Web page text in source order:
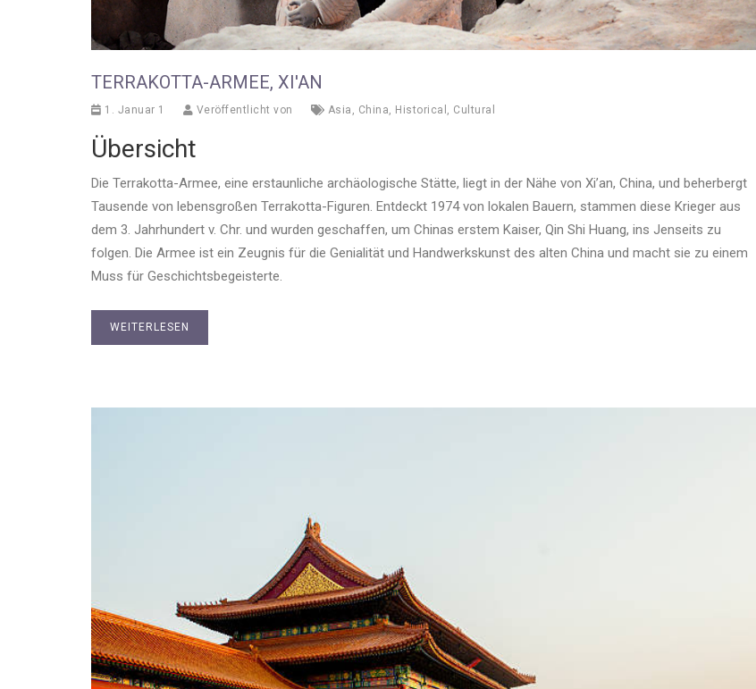
TERRAKOTTA-ARMEE, XI'AN
1. Januar 1 Veröffentlicht von Asia , China, Historical , Cultural
Übersicht
Die Terrakotta-Armee, eine erstaunliche archäologische Stätte, liegt in der Nähe von Xi’an, China, und beherbergt
Tausende von lebensgroßen Terrakotta-Figuren. Entdeckt 1974 von lokalen Bauern, stammen diese Krieger aus
dem 3. Jahrhundert v. Chr. und wurden geschaffen, um Chinas erstem Kaiser, Qin Shi Huang, ins Jenseits zu
folgen. Die Armee ist ein Zeugnis für die Genialität und Handwerkskunst des alten China und macht sie zu einem
Muss für Geschichtsbegeisterte.
WEITERLESEN